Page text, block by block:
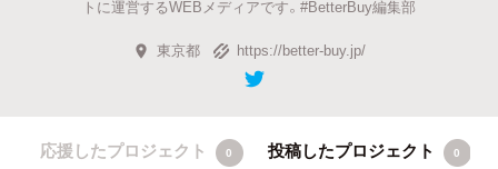
トに運営するWEBメディアです。#BetterBuy編集部
東京都 https://better-buy.jp/
応援したプロジェクト 0 投稿したプロジェクト 0